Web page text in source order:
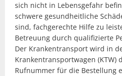
sich nicht in Lebensgefahr
schwere gesundheitliche
sind, fachgerechte Hilfe zu
Betreuung durch qualifizierte
Der Krankentransport wird in
Krankentransportwagen (KTW)
Rufnummer für die Bestellung